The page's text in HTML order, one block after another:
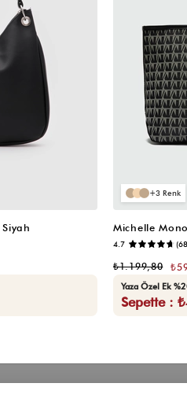
3
Michelle
4.7
₺1.199,80
Yaza Özel Ek
Sepette :
Müşteri Hizmetleri